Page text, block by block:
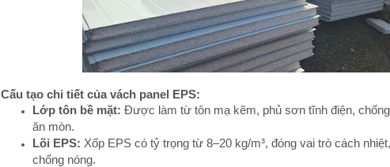
Cấu tạo chi tiết của vách panel EPS:
Lớp tôn bề mặt: Được làm từ tôn mạ kẽm, phủ sơn tĩnh điện,
ăn mòn.
Lõi EPS: Xốp EPS có tỷ trọng từ 8–20 kg/m³, đóng vai trò cách
chống nóng.